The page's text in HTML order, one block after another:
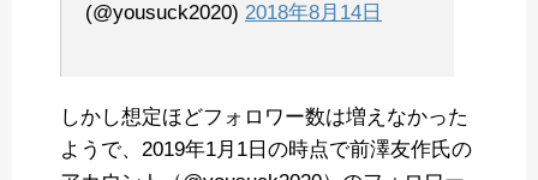
(@yousuck2020) 2018年8月14日
しかし想定ほどフォロワー数は増えなかった
ようで、2019年1月1日の時点で前澤友作氏の